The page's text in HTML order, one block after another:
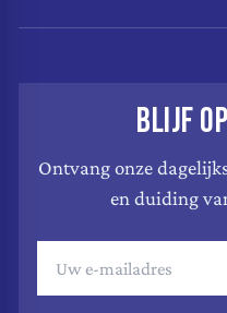
BLIJF
Ontvang onze
en duiding